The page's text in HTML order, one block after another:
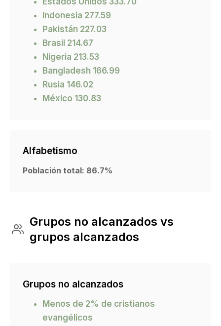
Indonesia 277.59
Pakistán 227.03
Brasil 214.67
Nigeria 213.53
Bangladesh 166.99
Rusia 146.02
México 130.83
Alfabetismo
Población total: 86.7%
Grupos no alcanzados vs
grupos alcanzados
Grupos no alcanzados
Menos de 2% de cristianos
evangélicos